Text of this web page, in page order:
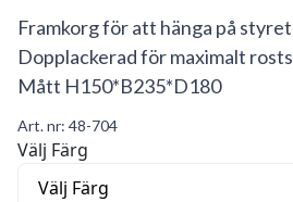
Framkorg för att hänga på
Dopplackerad för maximalt
Mått H150*B235*D180
Art. nr: 48-704
Välj Färg